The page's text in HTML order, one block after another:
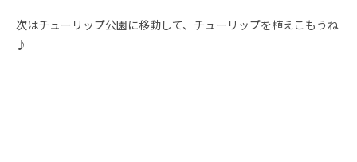
次はチューリップ公園に移動して、チューリップを植えこもうね
♪